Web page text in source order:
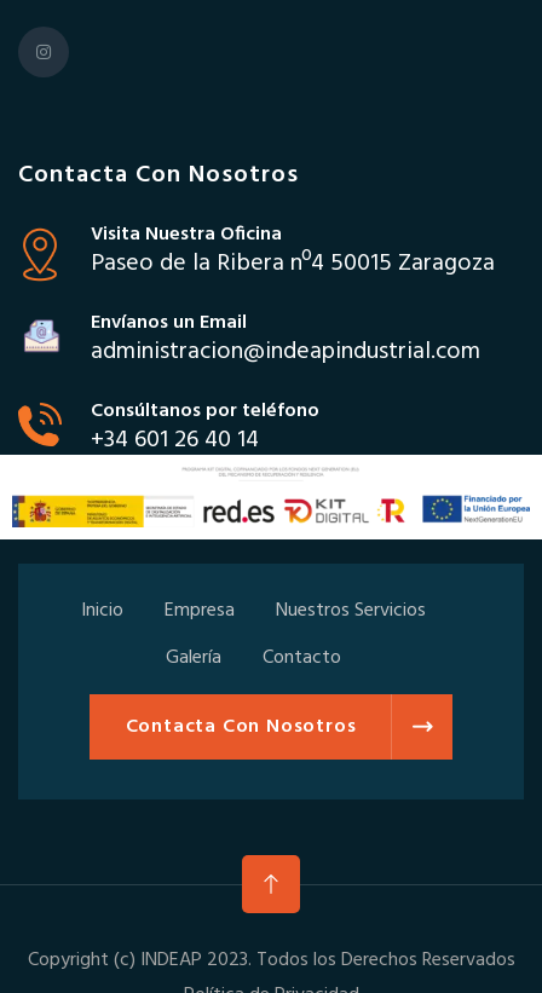
Contacta Con Nosotros
Visita Nuestra Oficina
Paseo de la Ribera nº4 50015 Zaragoza
Envíanos un Email
administracion@indeapindustrial.com
Consúltanos por teléfono
+34 601 26 40 14
Inicio Empresa
Nuestros Servicios
Galería
Contacto
Contacta Con Nosotros
Copyright (c) INDEAP 2023. Todos los Derechos Reservados